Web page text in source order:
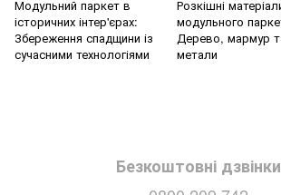
Модульний паркет в
історичних інтер'єрах:
Збереження спадщини із
сучасними технологіями
Розкішні
модульного
Дерево, мармур
метали
Безкоштовні дзвінки